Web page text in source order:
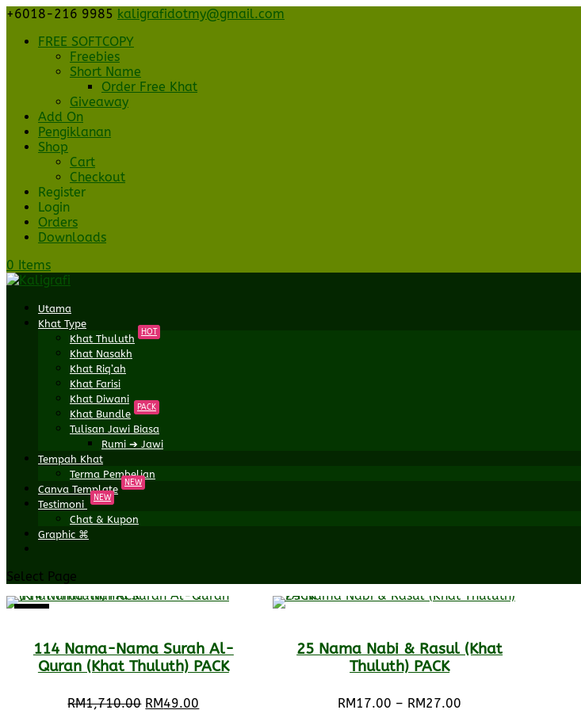
+6018-216 9985 kaligrafidotmy@gmail.com
FREE SOFTCOPY
Freebies
Short Name
Order Free Khat
Giveaway
Add On
Pengiklanan
Shop
Cart
Checkout
Register
Login
Orders
Downloads
0 Items
Utama
Khat Type
Khat Thuluth
HOT
Khat Nasakh
Khat Riq’ah
Khat Farisi
Khat Diwani
Khat Bundle
PACK
Tulisan Jawi Biasa
Rumi ➔ Jawi
Tempah Khat
Terma Pembelian
Canva Template
NEW
Testimoni NEW
Chat & Kupon
Graphic ⌘
Select Page
114 Nama-Nama Surah Al-
Quran (Khat Thuluth) PACK
RM1,710.00 Original
RM49.00
25 Nama Nabi & Rasul (Khat
Thuluth) PACK
RM17.00 – RM27.00